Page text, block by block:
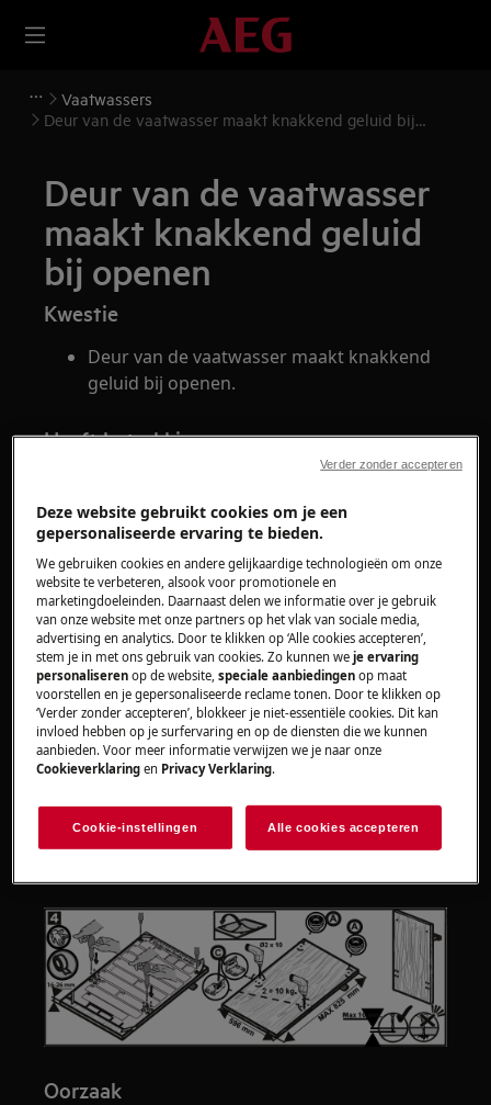
Vaatwassers
Deur van de vaatwasser maakt knakkend geluid bij
Deur van de vaatwasser
maakt knakkend geluid
bij openen
Kwestie
Deur van de vaatwasser maakt knakkend
geluid bij openen.
Heeft betrekking op
Oplossing
Controleer of het meubelpaneel op de
juiste wijze gemonteerd is en voldoet aan
de specificaties volgens de installatie
instructie.
Controleer of het meubelpaneel vrij loopt
tussen de keukenkasten.
Neem contact op met onze servicedienst
voor een afspraak.
Wanneer de bovenstaande suggesties het
probleem niet hebben opgelost, adviseren wij
Oorzaak
Deze website gebruikt cookies om je een
gepersonaliseerde ervaring te bieden.
We gebruiken cookies en andere gelijkaardige technologieën om onze
website te verbeteren, alsook voor promotionele en
marketingdoeleinden. Daarnaast delen we informatie over je gebruik
van onze website met onze partners op het vlak van sociale media,
advertising en analytics. Door te klikken op ‘Alle cookies accepteren’,
stem je in met ons gebruik van cookies. Zo kunnen weje ervaring
personaliseren op de website,speciale aanbiedingen op maat
voorstellen en je gepersonaliseerde reclame tonen. Door te klikken op
‘Verder zonder accepteren’, blokkeer je niet-essentiële cookies. Dit kan
invloed hebben op je surfervaring en op de diensten die we kunnen
aanbieden. Voor meer informatie verwijzen we je naar onze
Cookieverklaring en Privacy Verklaring.
Cookie-instellingen Alle cookies accepteren
Verder zonder accepteren